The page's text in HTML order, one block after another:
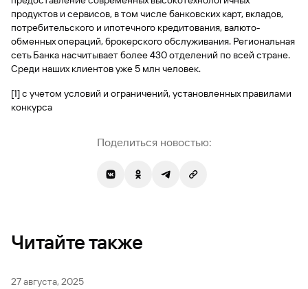
продуктов и сервисов, в том числе банковских карт, вкладов,
потребительского и ипотечного кредитования, валюто-
обменных операций, брокерского обслуживания. Региональная
сеть Банка насчитывает более 430 отделений по всей стране.
Среди наших клиентов уже 5 млн человек.
[1] с учетом условий и ограничений, установленных правилами
конкурса
Поделиться новостью:
Читайте также
27 августа, 2025